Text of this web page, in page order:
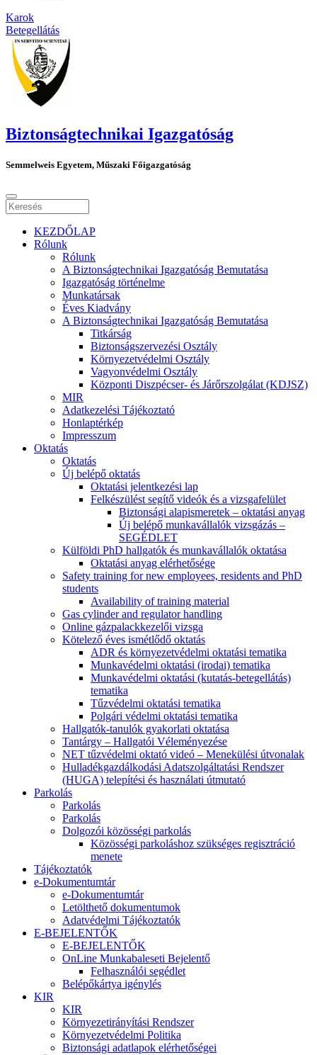
Karok
Betegellátás
Biztonságtechnikai Igazgatóság
Semmelweis Egyetem, Műszaki Főigazgatóság
KEZDŐLAP
Rólunk
Rólunk
A Biztonságtechnikai Igazgatóság Bemutatása
Igazgatóság történelme
Munkatársak
Éves Kiadvány
A Biztonságtechnikai Igazgatóság Bemutatása
Titkárság
Biztonságszervezési Osztály
Környezetvédelmi Osztály
Vagyonvédelmi Osztály
Központi Diszpécser- és Járőrszolgálat (KDJSZ)
MIR
Adatkezelési Tájékoztató
Honlaptérkép
Impresszum
Oktatás
Oktatás
Új belépő oktatás
Oktatási jelentkezési lap
Felkészülést segítő videók és a vizsgafelület
Biztonsági alapismeretek – oktatási anyag
Új belépő munkavállalók vizsgázás –
SEGÉDLET
Külföldi PhD hallgatók és munkavállalók oktatása
Oktatási anyag elérhetősége
Safety training for new employees, residents and PhD
students
Availability of training material
Gas cylinder and regulator handling
Online gázpalackkezelői vizsga
Kötelező éves ismétlődő oktatás
ADR és környezetvédelmi oktatási tematika
Munkavédelmi oktatási (irodai) tematika
Munkavédelmi oktatási (kutatás-betegellátás)
tematika
Tűzvédelmi oktatási tematika
Polgári védelmi oktatási tematika
Hallgatók-tanulók gyakorlati oktatása
Tantárgy – Hallgatói Véleményezése
NET tűzvédelmi oktató videó – Menekülési útvonalak
Hulladékgazdálkodási Adatszolgáltatási Rendszer
(HUGA) telepítési és használati útmutató
Parkolás
Parkolás
Parkolás
Dolgozói közösségi parkolás
Közösségi parkoláshoz szükséges regisztráció
menete
Tájékoztatók
e-Dokumentumtár
e-Dokumentumtár
Letölthető dokumentumok
Adatvédelmi Tájékoztatók
E-BEJELENTŐK
E-BEJELENTŐK
OnLine Munkabaleseti Bejelentő
Felhasználói segédlet
Belépőkártya igénylés
KIR
KIR
Környezetirányítási Rendszer
Környezetvédelmi Politika
Biztonsági adatlapok elérhetőségei